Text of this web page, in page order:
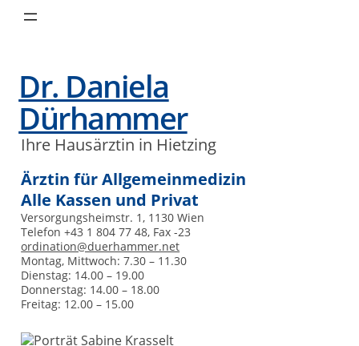
Inhalt
Dr. Daniela
Dürhammer
Ihre Hausärztin in Hietzing
Ärztin für Allgemeinmedizin
Alle Kassen und Privat
Versorgungsheimstr. 1, 1130 Wien
Telefon +43 1 804 77 48, Fax -23
ordination@duerhammer.net
Montag, Mittwoch: 7.30 – 11.30
Dienstag: 14.00 – 19.00
Donnerstag: 14.00 – 18.00
Freitag: 12.00 – 15.00